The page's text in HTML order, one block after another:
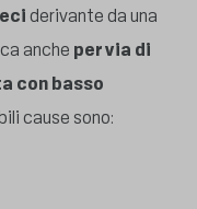
derivante da una
anche per via di
con basso
cause sono: